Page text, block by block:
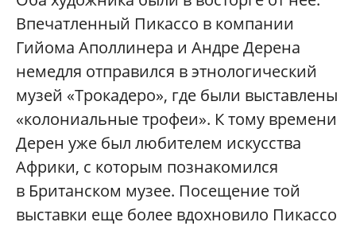
Впечатленный Пикассо в компании
Гийома Аполлинера и Андре Дерена
немедля отправился в этнологический
музей «Трокадеро», где были выставлены
«колониальные трофеи». К тому времени
Дерен уже был любителем искусства
Африки, с которым познакомился
в Британском музее. Посещение той
выставки еще более вдохновило Пикассо